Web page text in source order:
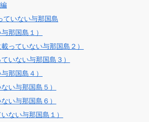
ていない与那国島
那国島１）
っていない与那国島２）
いない与那国島３）
那国島４）
い与那国島５）
い与那国島６）
ない与那国島１）